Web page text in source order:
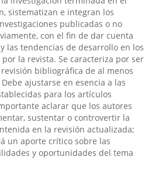
sistematizan e integran los
publicadas o no
con el fin de dar cuenta
las tendencias de desarrollo en los
la revista. Se caracteriza por ser
bibliográfica de al menos
ajustarse en esencia a las
para los artículos
aclarar que los autores
sustentar o controvertir la
en la revisión actualizada;
un aporte crítico sobre las
y oportunidades del tema